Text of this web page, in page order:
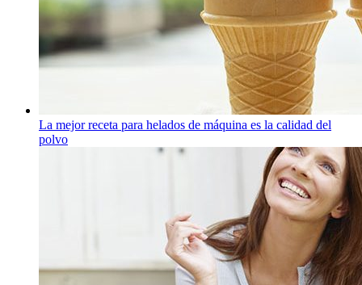
La mejor receta para helados de máquina es la calidad del
polvo